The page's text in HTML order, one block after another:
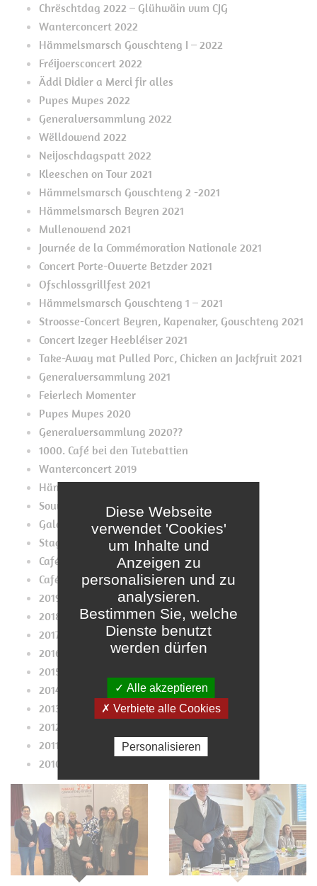
Chrëschtdag 2022 – Glühwäin vum CJG
Wanterconcert 2022
Hämmelsmarsch Gouschteng I – 2022
Fréijoersconcert 2022
Äddi Didier a Merci fir alles
Pupes Mupes 2022
Generalversammlung 2022
Wëlldowend 2022
Neijoschdagspatt 2022
Kleeschen on Tour 2021
Hämmelsmarsch Gouschteng 2 -2021
Hämmelsmarsch Beyren 2021
Mullenowend 2021
Journée de la Commémoration Nationale 2021
Concert Porte-Ouverte Betzder 2021
Ofschlossgrillfest 2021
Hämmelsmarsch Gouschteng 1 – 2021
Stroosse-Concert Beyren, Kapenaker, Gouschteng 2021
Concert Izeger Heebléiser 2021
Take-Away mat Pulled Porc, Chicken an Jackfruit 2021
Generalversammlung 2021
Feierlech Momenter
Pupes Mupes 2020
Generalversammlung 2020??
1000. Café bei den Tutebattien
Wanterconcert 2019
Hämmelsmärsch
Souvenirs Souvenirs Konveniat 2019
Galaconcert 2019
Stage2019
Café Pupes Mupes 2019
Café 2019
2019
2018
2017
2016
2015
2014
2013
2012
2011
2010
Diese Webseite
verwendet 'Cookies'
um Inhalte und
Anzeigen zu
personalisieren und zu
analysieren.
Bestimmen Sie, welche
Dienste benutzt
werden dürfen
✓ Alle akzeptieren
✗ Verbiete alle Cookies
Personalisieren